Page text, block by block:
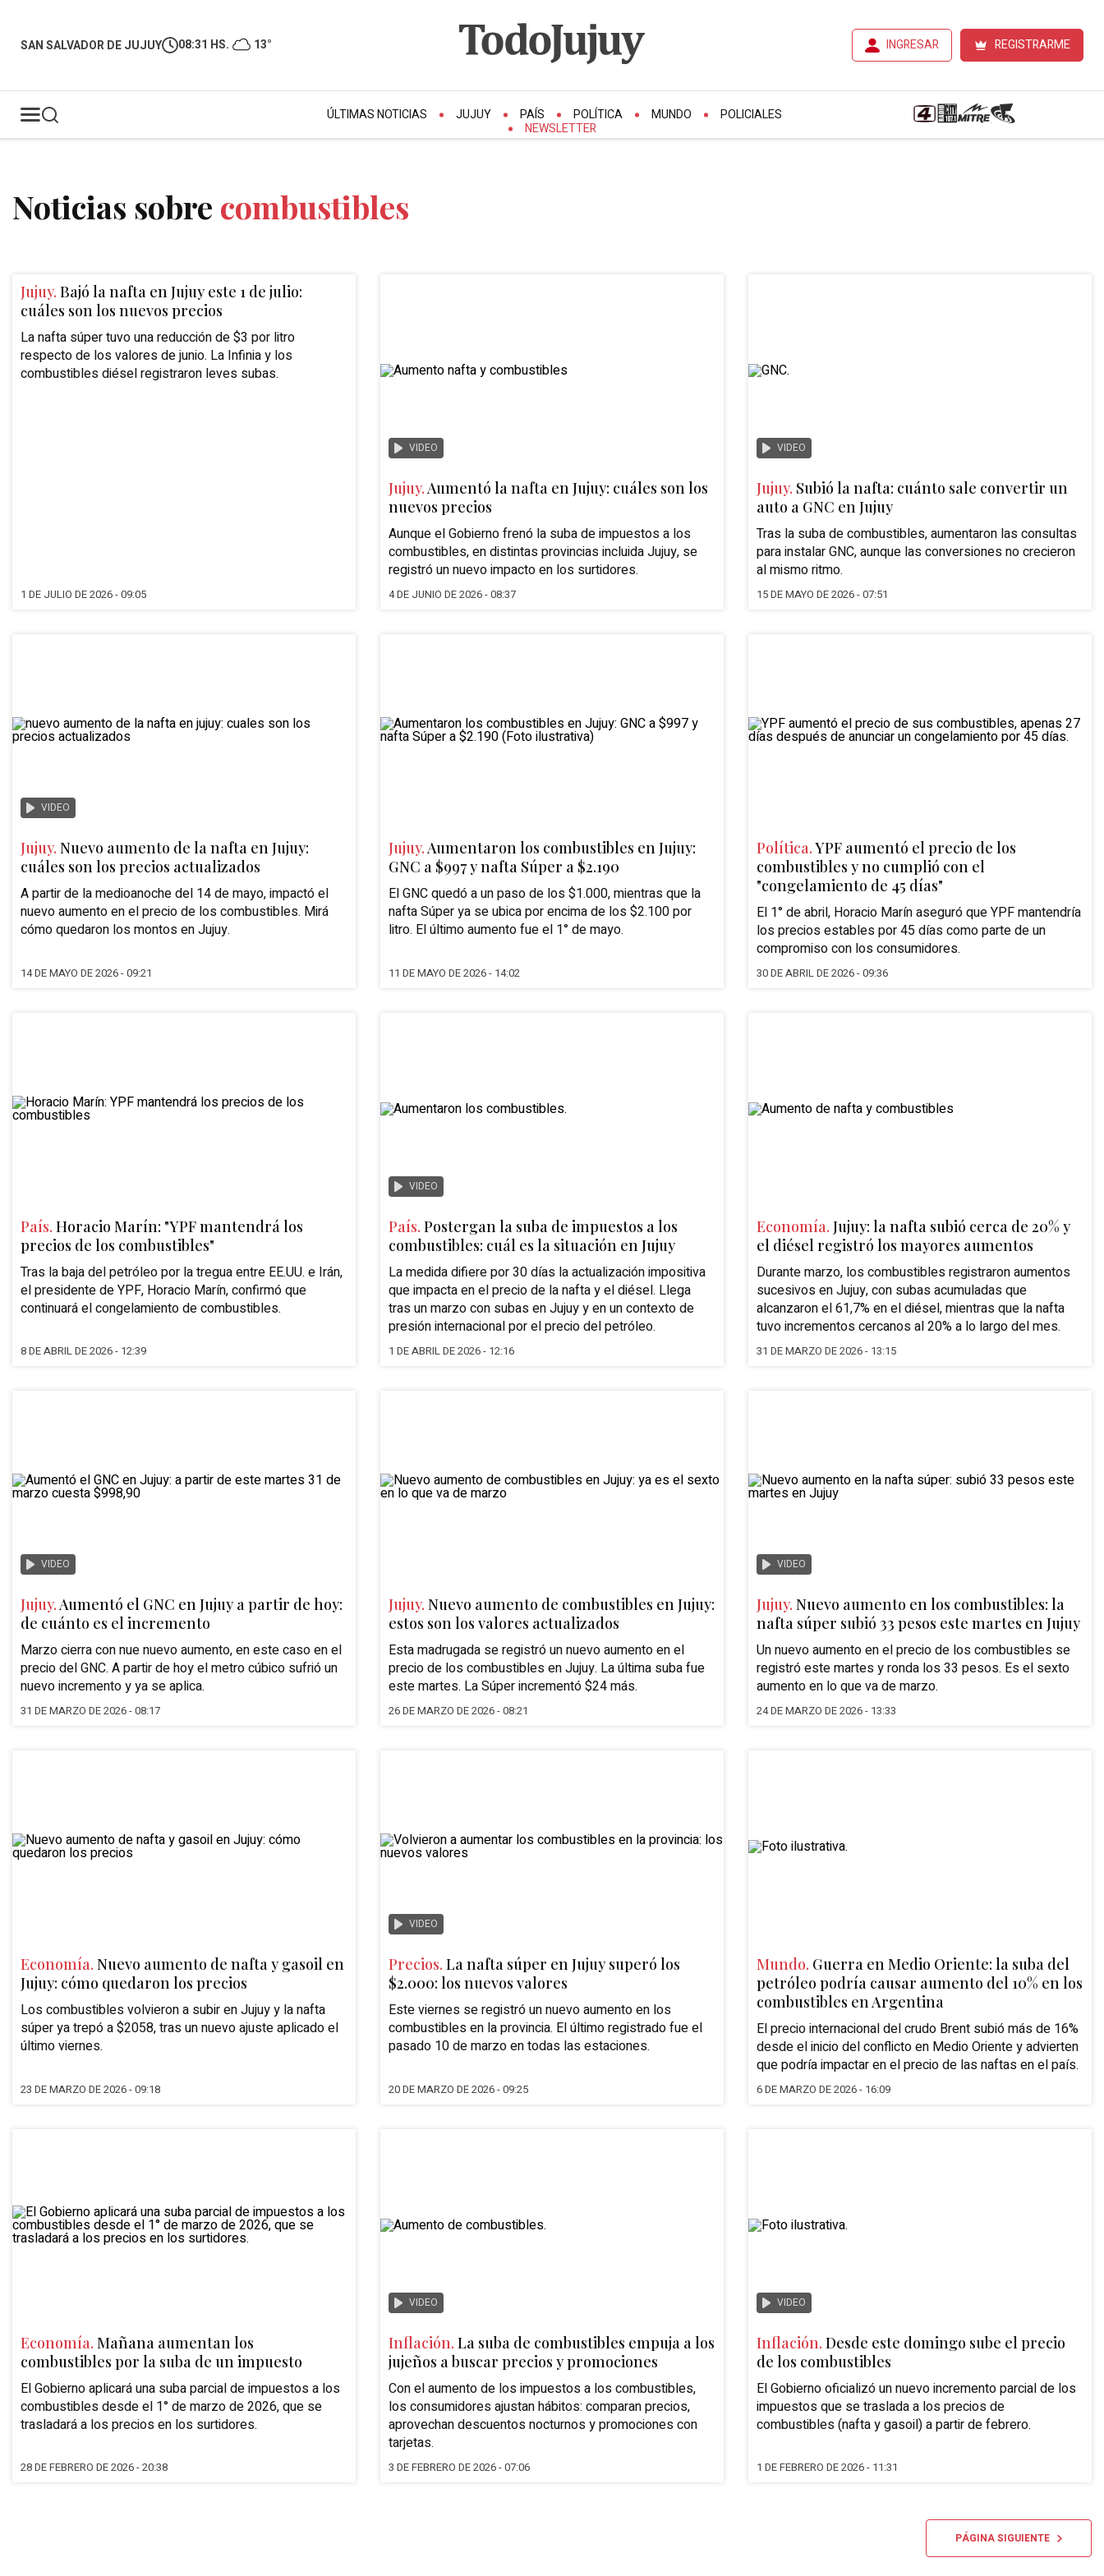
SAN SALVADOR DE JUJUY 08:31 HS. 13° INGRESAR REGISTRARME
ÚLTIMAS NOTICIAS JUJUY PAÍS POLÍTICA MUNDO
POLICIALES
NEWSLETTER
Noticias sobre combustibles
Jujuy. Bajó la nafta en Jujuy este 1 de julio:
cuáles son los nuevos precios
La nafta súper tuvo una reducción de $3 por litro
respecto de los valores de junio. La Infinia y los
combustibles diésel registraron leves subas.
1 DE JULIO DE 2026 - 09:05
VIDEO
Jujuy.Aumentó la nafta en Jujuy: cuáles son los
nuevos precios
Aunque el Gobierno frenó la suba deimpuestos a los
combustibles,en distintas provincias incluidaJujuy, se
registró un nuevo impacto en los surtidores.
4 DE JUNIO DE 2026 - 08:37
VIDEO
Jujuy. Subió la nafta: cuánto sale convertir un
auto a GNC en Jujuy
Tras la suba de combustibles, aumentaron lasconsultas
para instalar GNC, aunque las conversiones no crecieron
al mismo ritmo.
15 DE MAYO DE 2026 - 07:51
VIDEO
Jujuy. Nuevo aumento de la nafta en Jujuy:
cuáles son los precios actualizados
A partir de la medioanoche del 14 de mayo, impactó el
nuevo aumento en el precio de los combustibles. Mirá
cómo quedaron los montosen Jujuy.
14 DE MAYO DE 2026 - 09:21
Jujuy.Aumentaron los combustibles en Jujuy:
GNC a $997 y nafta Súper a $2.190
El GNC quedó a un paso de los $1.000, mientras que la
nafta Súper ya se ubica por encima de los $2.100 por
litro. El último aumento fue el 1° de mayo.
11 DE MAYO DE 2026 - 14:02
Política.YPF aumentó el precio de los
combustibles y no cumplió con el
"congelamiento de 45 días"
El 1° de abril, Horacio Marín aseguró que YPF mantendría
los precios estables por 45 días como parte de un
compromiso con los consumidores.
30 DE ABRIL DE 2026 - 09:36
País. Horacio Marín: "YPF mantendrá los
precios de los combustibles"
Tras la baja del petróleo por la tregua entre EE.UU. e Irán,
el presidente de YPF, Horacio Marín, confirmó que
continuará el congelamiento de combustibles.
8 DE ABRIL DE 2026 - 12:39
VIDEO
País. Postergan la suba de impuestos a los
combustibles: cuál es la situación en Jujuy
La medida difiere por 30 días la actualización impositiva
que impacta en el precio de la nafta y el diésel. Llega
tras un marzo con subas en Jujuy y en un contexto de
presión internacional por el precio del petróleo.
1 DE ABRIL DE 2026 - 12:16
Economía. Jujuy: la nafta subió cerca de 20% y
el diésel registró los mayores aumentos
Durante marzo, los combustibles registraron aumentos
sucesivos en Jujuy, con subas acumuladas que
alcanzaron el 61,7% en el diésel, mientras que la nafta
tuvo incrementos cercanos al 20% a lo largo del mes.
31 DE MARZO DE 2026 - 13:15
VIDEO
Jujuy.Aumentó el GNC en Jujuy a partir de hoy:
de cuánto es el incremento
Marzo cierra con nue nuevo aumento, en este caso en el
precio del GNC. A partir de hoy el metro cúbico sufrió un
nuevo incremento y ya se aplica.
31 DE MARZO DE 2026 - 08:17
Jujuy. Nuevo aumento de combustibles en Jujuy:
estos son los valores actualizados
Esta madrugada se registró un nuevo aumento en el
precio de los combustibles en Jujuy. La última suba fue
este martes. La Súper incrementó $24 más.
26 DE MARZO DE 2026 - 08:21
VIDEO
Jujuy. Nuevo aumento en los combustibles: la
nafta súper subió 33 pesos este martes en Jujuy
Un nuevo aumento en el precio de los combustibles se
registró este martes y ronda los 33 pesos. Es el sexto
aumento en lo que va de marzo.
24 DE MARZO DE 2026 - 13:33
Economía. Nuevo aumento de nafta y gasoil en
Jujuy: cómo quedaron los precios
Los combustibles volvieron a subir en Jujuy y la nafta
súper ya trepó a $2058, tras un nuevo ajuste aplicado el
último viernes.
23 DE MARZO DE 2026 - 09:18
VIDEO
Precios. La nafta súper en Jujuy superó los
$2.000: los nuevos valores
Este viernes se registró un nuevo aumento en los
combustibles en la provincia. El último registrado fue el
pasado 10 de marzo en todas las estaciones.
20 DE MARZO DE 2026 - 09:25
Mundo. Guerra en Medio Oriente: la suba del
petróleo podría causar aumento del 10% en los
combustibles en Argentina
El precio internacional del crudo Brent subió más de 16%
desde el inicio del conflicto en Medio Oriente y advierten
que podría impactar en el precio de las naftas en el país.
6 DE MARZO DE 2026 - 16:09
Economía. Mañana aumentan los
combustibles por la suba de un impuesto
El Gobierno aplicará una suba parcial de impuestos a los
combustiblesdesde el 1° de marzo de 2026, que se
trasladará a los precios en los surtidores.
28 DE FEBRERO DE 2026 - 20:38
VIDEO
Inflación. La suba de combustibles empuja a los
jujeños a buscar precios y promociones
Con el aumento de los impuestos a los combustibles,
los consumidores ajustan hábitos: comparan precios,
aprovechan descuentos nocturnos y promociones con
tarjetas.
3 DE FEBRERO DE 2026 - 07:06
VIDEO
Inflación. Desde este domingo sube el precio
de los combustibles
El Gobierno oficializó un nuevo incremento parcial de los
impuestos que se traslada a los precios de
combustibles (nafta y gasoil) a partir de febrero.
1 DE FEBRERO DE 2026 - 11:31
PÁGINA SIGUIENTE